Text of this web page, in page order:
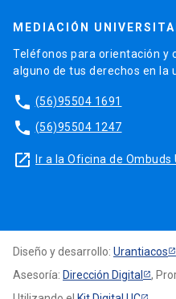
MEDIACIÓN
Teléfonos para orientación y
alguno de tus derechos en la
phone (56)95504 1691
phone (56)95504 1247
launch Ir a la Oficina de Ombuds
Diseño y desarrollo: Urantiacos
Asesoría: Dirección Digital
,